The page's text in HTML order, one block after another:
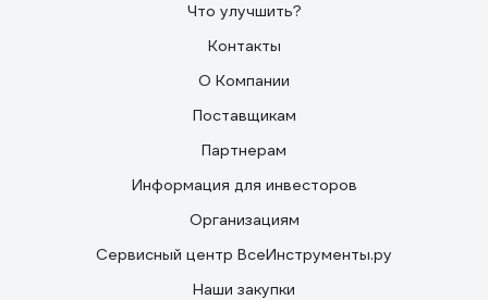
Что улучшить?
Контакты
О Компании
Поставщикам
Партнерам
Информация для инвесторов
Организациям
Сервисный центр ВсеИнструменты.ру
Наши закупки